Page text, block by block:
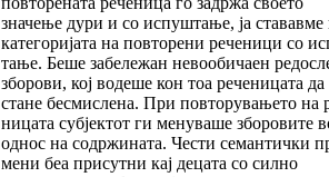
значење дури и со ис­пуш­­тање, ја ста­вавме
категоријата на повто­рени реченици со
та­ње. Беше забележан не­воо­бичаен
зборови, кој водеше кон тоа речени­цата да
стане бесмислена. При пов­то­рувањето на
ни­цата субјектот ги ме­ну­­ва­ше зборовите
однос на содржината. Чес­ти семантички
мени беа присутни кај децата со силно